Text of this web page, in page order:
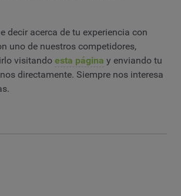
decir acerca de tu experiencia con
uno de nuestros competidores,
visitando esta página y enviando tu
directamente. Siempre nos interesa